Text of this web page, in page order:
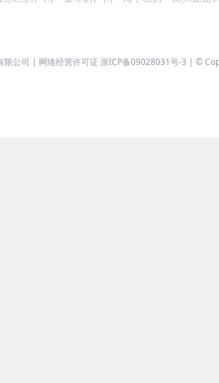
限公司 | 网络经营许可证 浙ICP备09028031号-3 | ©